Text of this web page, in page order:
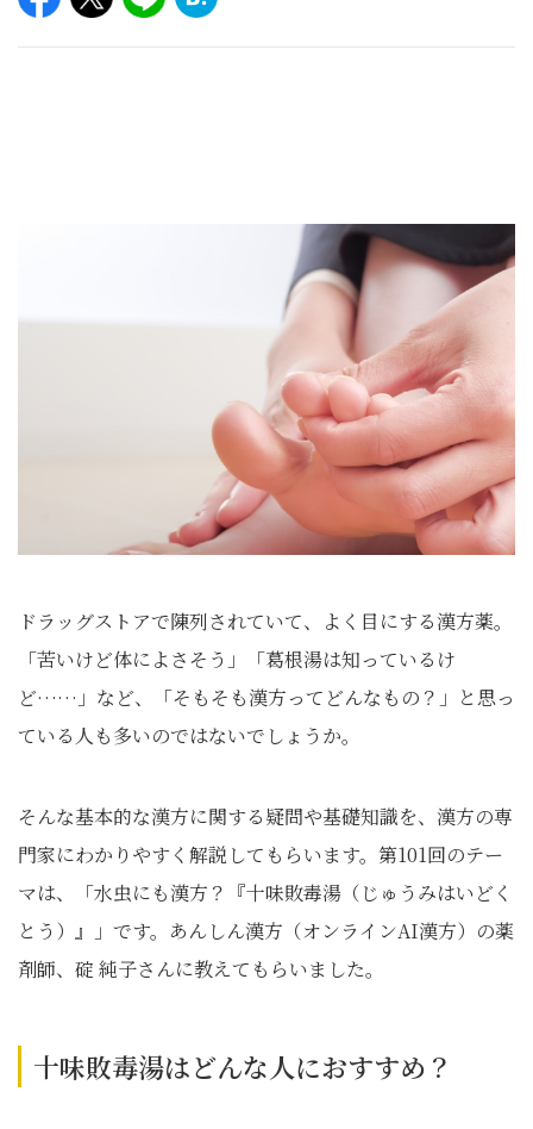
ドラッグストアで陳列されていて、よく目にする漢方薬。
「苦いけど体によさそう」「葛根湯は知っているけ
ど……」など、「そもそも漢方ってどんなもの？」と思っ
ている人も多いのではないでしょうか。
そんな基本的な漢方に関する疑問や基礎知識を、漢方の専
門家にわかりやすく解説してもらいます。第101回のテー
マは、「水虫にも漢方？『十味敗毒湯（じゅうみはいどく
とう）』」です。あんしん漢方（オンラインAI漢方）の薬
剤師、碇 純子さんに教えてもらいました。
十味敗毒湯はどんな人におすすめ？